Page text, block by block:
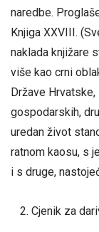
naredbe.
Knjiga XXVIII.
naklada knjižare
više kao crni
Države
gospodarskih,
uredan život
ratnom kaosu, s
i s druge,
Cjenik za